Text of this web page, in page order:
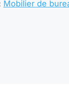
Mobilier de